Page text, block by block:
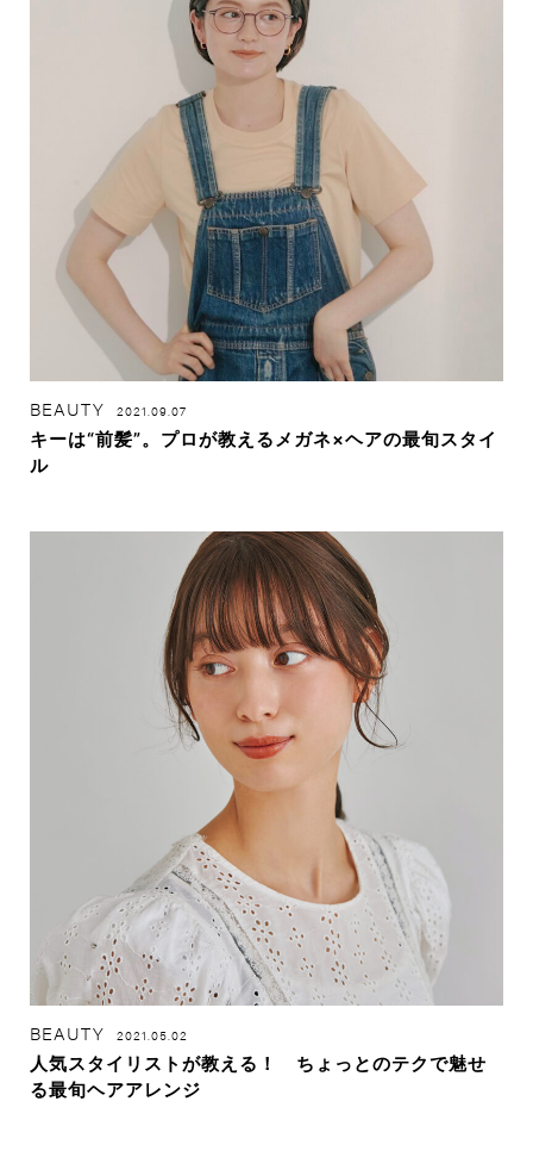
BEAUTY 2021.09.07
キーは“前髪”。プロが教えるメガネ×ヘアの最旬スタイ
ル
BEAUTY 2021.05.02
人気スタイリストが教える！ ちょっとのテクで魅せ
る最旬ヘアアレンジ